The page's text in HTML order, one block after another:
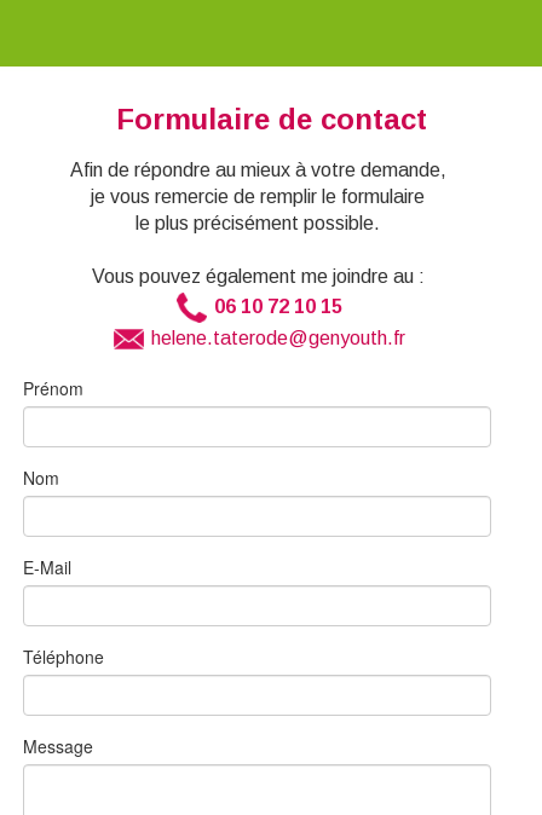
Formulaire de contact
Afin de répondre au mieux à votre demande,
je vous remercie de remplir le formulaire
le plus précisément possible.
Vous pouvez également me joindre au :
06 10 72 10 15
helene.taterode@genyouth.fr